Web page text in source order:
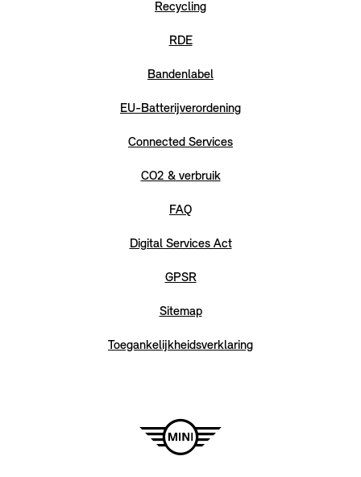
Recycling
RDE
Bandenlabel
EU-Batterijverordening
Connected Services
CO2 & verbruik
FAQ
Digital Services Act
GPSR
Sitemap
Toegankelijkheidsverklaring